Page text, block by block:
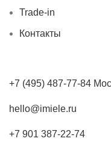
Trade-in
Контакты
+7 (495) 487-77-84
hello@imiele.ru
+7 901 387-22-74